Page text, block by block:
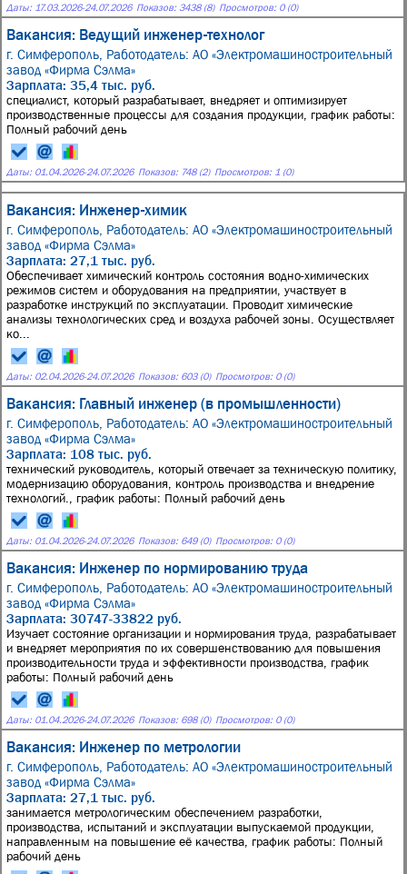
Даты: 17.03.2026-24.07.2026 Показов: 3438 (8) Просмотров: 0 (0)
Вакансия: Ведущий инженер-технолог
г. Симферополь, Работодатель: АО «Электромашиностроительный
завод «Фирма Сэлма»
Зарплата: 35,4 тыс. руб.
специалист, который разрабатывает, внедряет и оптимизирует
производственные процессы для создания продукции, график работы:
Полный рабочий день
Даты: 01.04.2026-24.07.2026 Показов: 748 (2) Просмотров: 1 (0)
Вакансия: Инженер-химик
г. Симферополь, Работодатель: АО «Электромашиностроительный
завод «Фирма Сэлма»
Зарплата: 27,1 тыс. руб.
Обеспечивает химический контроль состояния водно-химических
режимов систем и оборудования на предприятии, участвует в
разработке инструкций по эксплуатации. Проводит химические
анализы технологических сред и воздуха рабочей зоны. Осуществляет
ко...
Даты: 02.04.2026-24.07.2026 Показов: 603 (0) Просмотров: 0 (0)
Вакансия: Главный инженер (в промышленности)
г. Симферополь, Работодатель: АО «Электромашиностроительный
завод «Фирма Сэлма»
Зарплата: 108 тыс. руб.
технический руководитель, который отвечает за техническую политику,
модернизацию оборудования, контроль производства и внедрение
технологий., график работы: Полный рабочий день
Даты: 01.04.2026-24.07.2026 Показов: 649 (0) Просмотров: 0 (0)
Вакансия: Инженер по нормированию труда
г. Симферополь, Работодатель: АО «Электромашиностроительный
завод «Фирма Сэлма»
Зарплата: 30747-33822 руб.
Изучает состояние организации и нормирования труда, разрабатывает
и внедряет мероприятия по их совершенствованию для повышения
производительности труда и эффективности производства, график
работы: Полный рабочий день
Даты: 01.04.2026-24.07.2026 Показов: 698 (0) Просмотров: 0 (0)
Вакансия: Инженер по метрологии
г. Симферополь, Работодатель: АО «Электромашиностроительный
завод «Фирма Сэлма»
Зарплата: 27,1 тыс. руб.
занимается метрологическим обеспечением разработки,
производства, испытаний и эксплуатации выпускаемой продукции,
направленным на повышение её качества, график работы: Полный
рабочий день